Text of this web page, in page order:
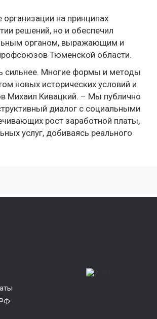
на принципах
решений, но и обеспечил
органом, выражающим и
Тюменской области.
сильнее. Многие формы и методы
новых исторических условий и
Михаил Кивацкий. – Мы публично
диалог с социальными
рост заработной платы,
услуг, добиваясь реального